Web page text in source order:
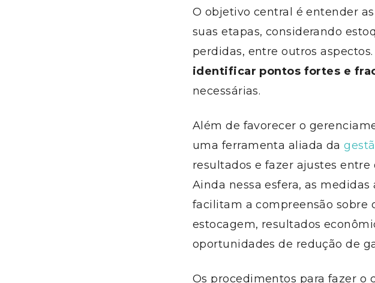
O objetivo central é entender
suas etapas, considerando
perdidas, entre outros
identificar pontos fortes e
necessárias.
Além de favorecer o
uma ferramenta aliada da
resultados e fazer ajustes
Ainda nessa esfera, as
facilitam a compreensão sobre
estocagem, resultados
oportunidades de redução de
Os procedimentos para fazer o